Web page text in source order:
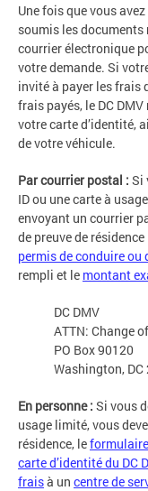
Une fois que vous
soumis les documents
courrier électronique
votre demande. Si
invité à payer les frais
frais payés, le DC
votre carte d’identité,
de votre véhicule.
Par courrier postal : Si
ID ou une carte à
envoyant un courrier
de preuve de
permis de conduire ou
rempli et le montant
DC DMV
ATTN: Change
PO Box 90120
Washington, DC
En personne : Si vous
usage limité, vous
résidence, le
carte d’identité du DC
fraisà un centre de